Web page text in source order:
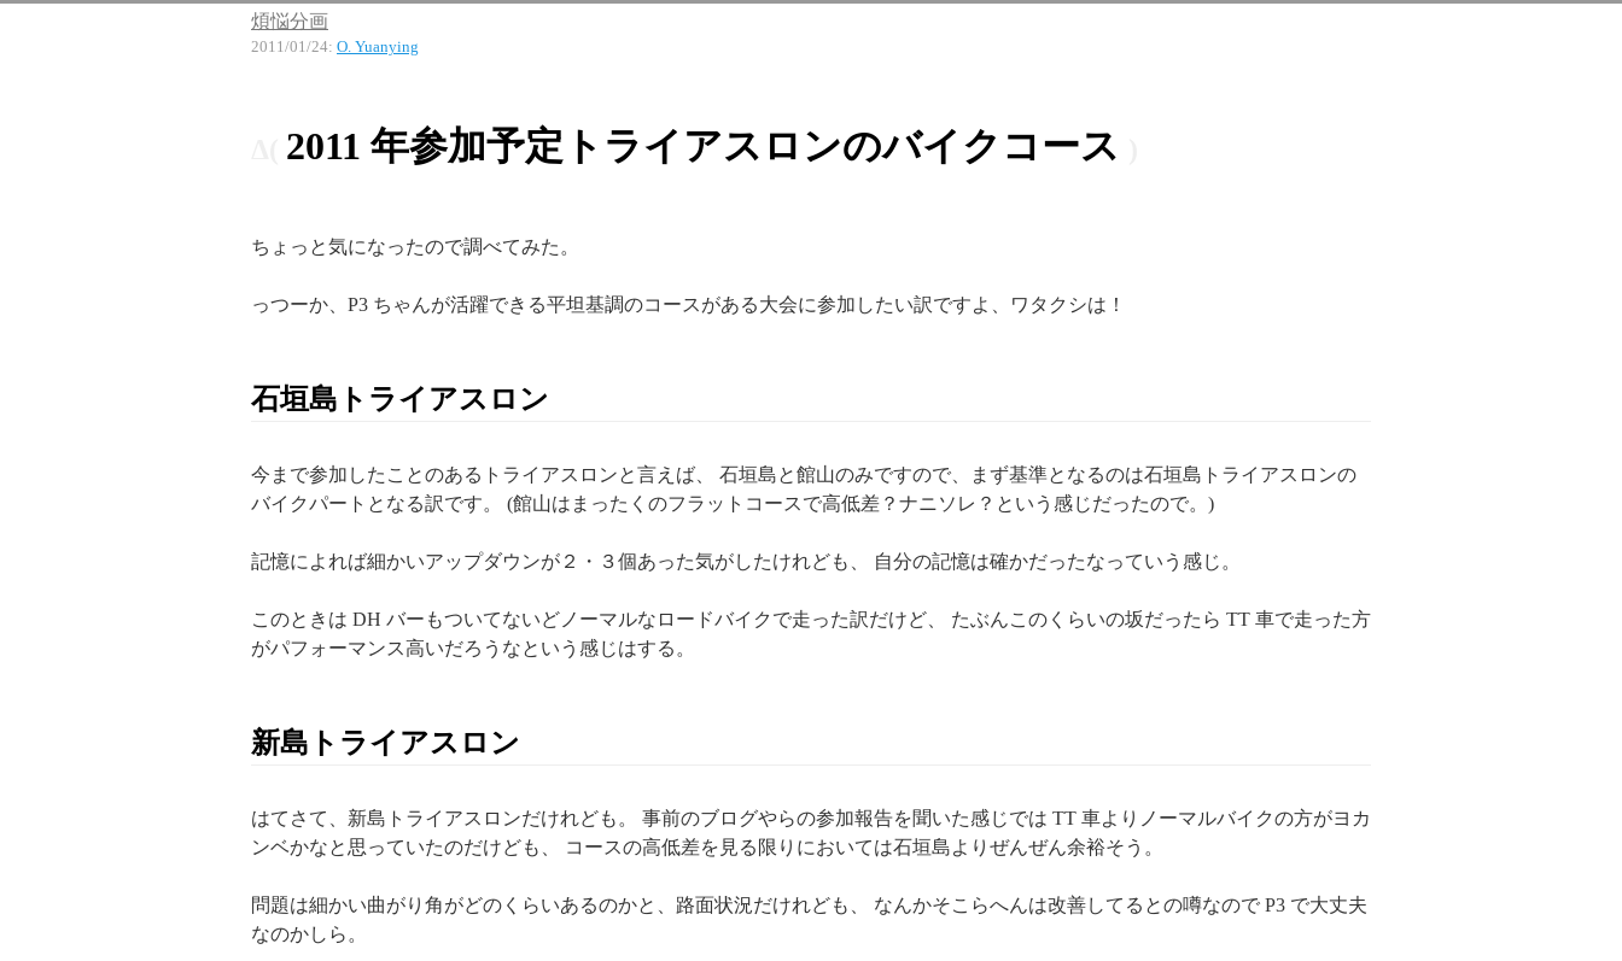
煩悩分画
2011/01/24: O. Yuanying
2011 年参加予定トライアスロンのバイクコース
ちょっと気になったので調べてみた。
っつーか、P3 ちゃんが活躍できる平坦基調のコースがある大会に参加したい訳ですよ、ワタクシは！
石垣島トライアスロン
今まで参加したことのあるトライアスロンと言えば、 石垣島と館山のみですので、まず基準となるのは石垣島トライアスロンの
バイクパートとなる訳です。 (館山はまったくのフラットコースで高低差？ナニソレ？という感じだったので。)
記憶によれば細かいアップダウンが２・３個あった気がしたけれども、 自分の記憶は確かだったなっていう感じ。
このときは DH バーもついてないどノーマルなロードバイクで走った訳だけど、 たぶんこのくらいの坂だったら TT 車で走った方
がパフォーマンス高いだろうなという感じはする。
新島トライアスロン
はてさて、新島トライアスロンだけれども。 事前のブログやらの参加報告を聞いた感じでは TT 車よりノーマルバイクの方がヨカ
ンベかなと思っていたのだけども、 コースの高低差を見る限りにおいては石垣島よりぜんぜん余裕そう。
問題は細かい曲がり角がどのくらいあるのかと、路面状況だけれども、 なんかそこらへんは改善してるとの噂なので P3 で大丈夫
なのかしら。